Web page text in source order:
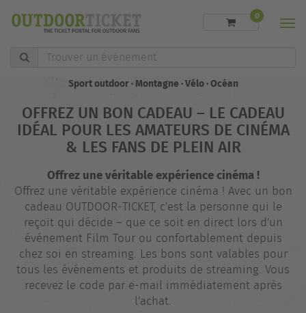
Trouver
événement
0
Sport outdoor · Montagne · Vélo · Océan
OFFREZ UN BON CADEAU – LE CADEAU
IDÉAL POUR LES AMATEURS DE CINÉMA
& LES FANS DE PLEIN AIR
Offrez une véritable expérience cinéma !
Offrez une véritable expérience cinéma ! Avec un bon
cadeau OUTDOOR‑TICKET, c'est la personne qui le
reçoit qui décide – que ce soit en direct lors d'un
événement Film Tour ou confortablement depuis
chez soi en streaming. Les bons sont valables pour
tous les événements et produits de streaming. Vous
recevez le code par e-mail immédiatement après
l'achat.